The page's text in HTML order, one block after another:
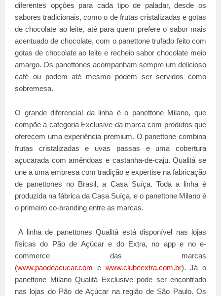
diferentes opções para cada tipo de paladar, desde os
sabores tradicionais, como o de frutas cristalizadas e gotas
de chocolate ao leite, até para quem prefere o sabor mais
acentuado de chocolate, com o panettone trufado feito com
gotas de chocolate ao leite e recheio sabor chocolate meio
amargo. Os panettones acompanham sempre um delicioso
café ou podem até mesmo podem ser servidos como
sobremesa.
O grande diferencial da linha é o panettone Milano, que
compõe a categoria Exclusive da marca com produtos que
oferecem uma experiência premium. O panettone combina
frutas cristalizadas e uvas passas e uma cobertura
açucarada com amêndoas e castanha-de-caju. Qualitá se
une a uma empresa com tradição e expertise na fabricação
de panettones no Brasil, a Casa Suíça. Toda a linha é
produzida na fábrica da Casa Suíça, e o panettone Milano é
o primeiro co-branding entre as marcas.
A linha de panettones Qualitá está disponível nas lojas
físicas do Pão de Açúcar e do Extra, no app e no e-
commerce das marcas
(www.paodeacucar.com e www.clubeextra.com.br).Já o
panettone Milano Qualitá Exclusive pode ser encontrado
nas lojas do Pão de Açúcar na região de São Paulo. Os